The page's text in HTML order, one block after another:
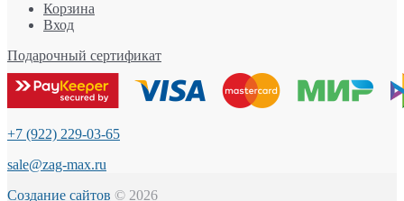
Корзина
Вход
Подарочный сертификат
+7 (922) 229-03-65
sale@zag-max.ru
Создание сайтов © 2026